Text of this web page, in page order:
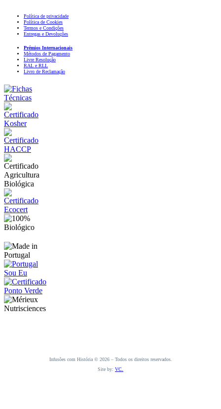
Política de privacidade
Política de Cookies
Termos e Condições
Entregas e Devoluções
Prémios Internacionais
Métodos de Pagamento
Livre Resolução
RAL e RLL
Livro de Reclamação
Infusões com História © 2026 – Todos os direitos reservados.
Site by: VC.